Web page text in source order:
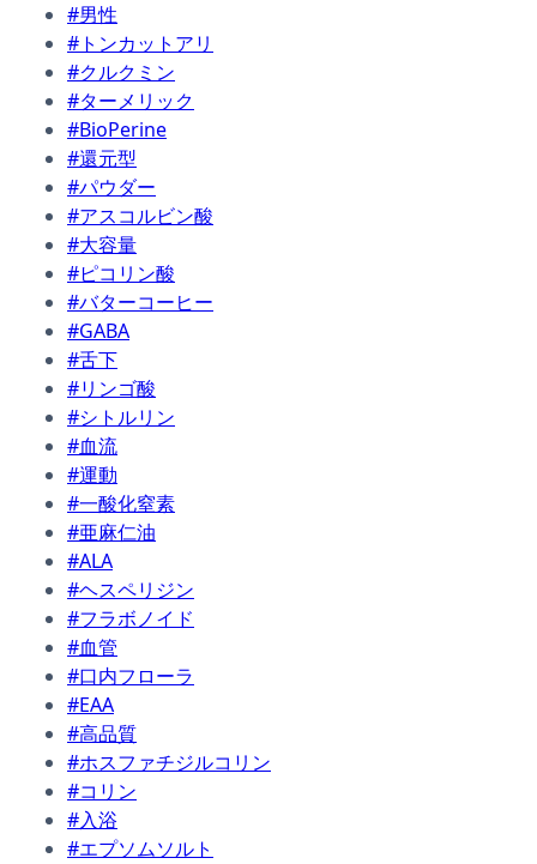
#男性
#トンカットアリ
#クルクミン
#ターメリック
#BioPerine
#還元型
#パウダー
#アスコルビン酸
#大容量
#ピコリン酸
#バターコーヒー
#GABA
#舌下
#リンゴ酸
#シトルリン
#血流
#運動
#一酸化窒素
#亜麻仁油
#ALA
#ヘスペリジン
#フラボノイド
#血管
#口内フローラ
#EAA
#高品質
#ホスファチジルコリン
#コリン
#入浴
#エプソムソルト